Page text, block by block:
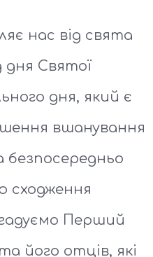
нас від свята
дня Святої
дня, який є
вшанування
сходження
Перший
його отців, які